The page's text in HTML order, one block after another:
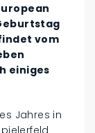
vom
einiges
Jahres in